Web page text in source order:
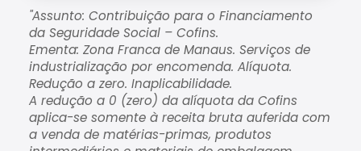
"Assunto: Contribuição para o Financiamento
da Seguridade Social – Cofins.
Ementa: Zona Franca de Manaus. Serviços de
industrialização por encomenda. Alíquota.
Redução a zero. Inaplicabilidade.
A redução a 0 (zero) da alíquota da Cofins
aplica-se somente à receita bruta auferida com
a venda de matérias-primas, produtos